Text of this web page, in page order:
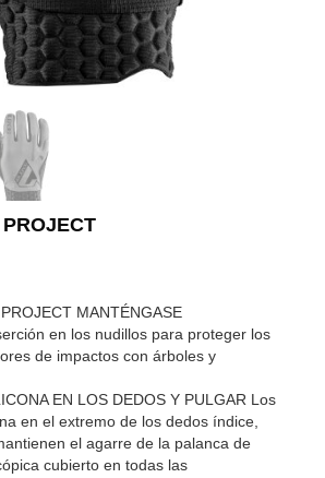
MANTÉNGASE
en los nudillos para proteger los
de impactos con árboles y
EN LOS DEDOS Y PULGAR Los
en el extremo de los dedos índice,
el agarre de la palanca de
cubierto en todas las